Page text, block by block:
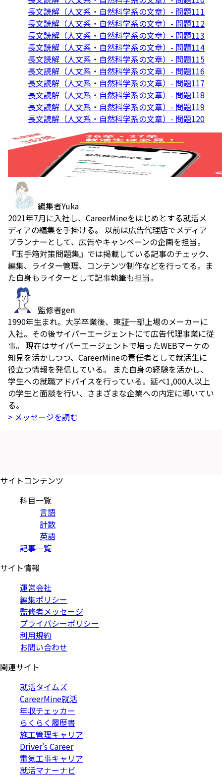
長文読解（人文系・自然科学系の文章）- 問題111
長文読解（人文系・自然科学系の文章）- 問題112
長文読解（人文系・自然科学系の文章）- 問題113
長文読解（人文系・自然科学系の文章）- 問題114
長文読解（人文系・自然科学系の文章）- 問題115
長文読解（人文系・自然科学系の文章）- 問題116
長文読解（人文系・自然科学系の文章）- 問題117
長文読解（人文系・自然科学系の文章）- 問題118
長文読解（人文系・自然科学系の文章）- 問題119
長文読解（人文系・自然科学系の文章）- 問題120
編集者Yuka
2021年7月に入社し、CareerMineをはじめとする就活メ
ディアの編集を手掛ける。 以前は広告代理店でメディア
プランナーとして、広告やキャンペーンの企画を担当。
『玉手箱対策問題集』では掲載している記事のチェック、
編集、ライター管理、コンテンツ制作などを行ってる。ま
た自身もライターとして記事執筆も担当。
監修者gen
1990年生まれ。大学卒業後、東証一部上場のメーカーに
入社。その後サイバーエージェントにて広告代理事業に従
事。 現在はサイバーエージェントで培ったWEBマーケの
知見を活かしつつ、CareerMineの責任者として就活生に
役立つ情報を発信している。 また自身の経験を活かし、
学生への就職アドバイスを行っている。延べ1,000人以上
の学生と面談を行い、さまざまな企業への内定に導いてい
る。
> メッセージを読む
サイトコンテンツ
科目一覧
言語
計数
英語
記事一覧
サイト情報
運営会社
編集ポリシー
監修者メッセージ
プライバシーポリシー
利用規約
お問い合わせ
関連サイト
就活タイムズ
CareerMine就活
年収チェッカー
らくらく履歴書
施工管理キャリア
Driver's Career
電気工事キャリア
就活マナーナビ